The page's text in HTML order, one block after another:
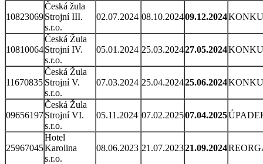
10823069
Česká žula
Strojní III.
s.r.o.
02.07.2024 08.10.202409.12.2024
10810064
Česká Žula
Strojní IV.
s.r.o.
05.01.2024 25.03.202427.05.2024
11670835
Česká Žula
Strojní V.
s.r.o.
07.03.2024 25.04.202425.06.2024
09656197
Česká Žula
Strojní VI.
s.r.o.
05.11.2024 07.02.202507.04.2025
25967045
Hotel
Karolina
s.r.o.
08.06.2023 21.07.202321.09.2024